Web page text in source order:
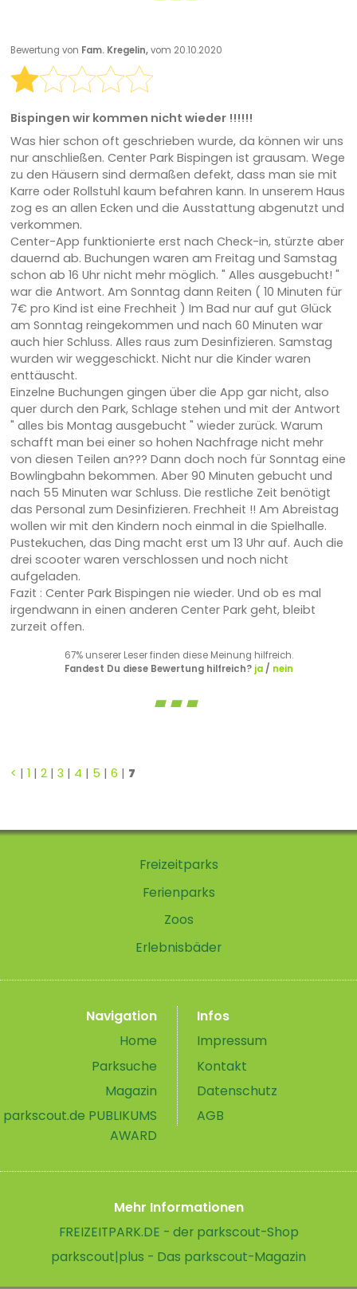
Bewertung von Fam. Kregelin,vom 20.10.2020
Bispingen wir kommen nicht wieder !!!!!!
Was hier schon oft geschrieben wurde, da können wir uns
nur anschließen. Center Park Bispingen ist grausam. Wege
zu den Häusern sind dermaßen defekt, dass man sie mit
Karre oder Rollstuhl kaum befahren kann. In unserem Haus
zog es an allen Ecken und die Ausstattung abgenutzt und
verkommen.
Center-App funktionierte erst nach Check-in, stürzte aber
dauernd ab. Buchungen waren am Freitag und Samstag
schon ab 16 Uhr nicht mehr möglich. " Alles ausgebucht! "
war die Antwort. Am Sonntag dann Reiten ( 10 Minuten für
7€ pro Kind ist eine Frechheit ) Im Bad nur auf gut Glück
am Sonntag reingekommen und nach 60 Minuten war
auch hier Schluss. Alles raus zum Desinfizieren. Samstag
wurden wir weggeschickt. Nicht nur die Kinder waren
enttäuscht.
Einzelne Buchungen gingen über die App gar nicht, also
quer durch den Park, Schlage stehen und mit der Antwort
" alles bis Montag ausgebucht " wieder zurück. Warum
schafft man bei einer so hohen Nachfrage nicht mehr
von diesen Teilen an??? Dann doch noch für Sonntag eine
Bowlingbahn bekommen. Aber 90 Minuten gebucht und
nach 55 Minuten war Schluss. Die restliche Zeit benötigt
das Personal zum Desinfizieren. Frechheit !! Am Abreistag
wollen wir mit den Kindern noch einmal in die Spielhalle.
Pustekuchen, das Ding macht erst um 13 Uhr auf. Auch die
drei scooter waren verschlossen und noch nicht
aufgeladen.
Fazit : Center Park Bispingen nie wieder. Und ob es mal
irgendwann in einen anderen Center Park geht, bleibt
zurzeit offen.
67% unserer Leser finden diese Meinung hilfreich.
Fandest Du diese Bewertung hilfreich? ja/ nein
< | 1 | 2| 3 | 4 | 5 | 6 | 7
Freizeitparks
Ferienparks
Zoos
Erlebnisbäder
Navigation
Home
Parksuche
Magazin
parkscout.de PUBLIKUMS
AWARD
Infos
Impressum
Kontakt
Datenschutz
AGB
Mehr Informationen
FREIZEITPARK.DE - der parkscout-Shop
parkscout|plus - Das parkscout-Magazin